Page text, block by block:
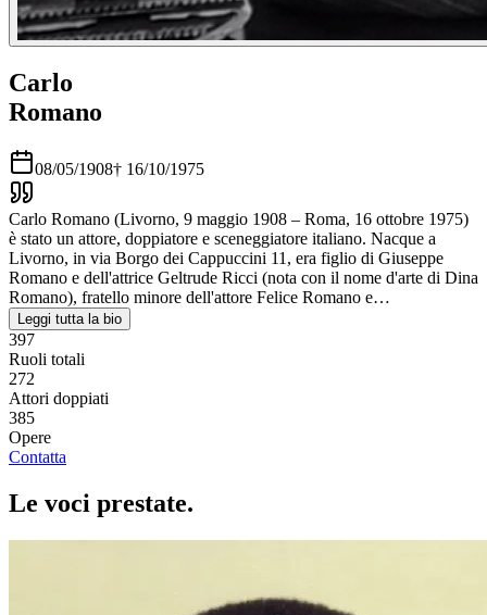
Carlo
Romano
08/05/1908† 16/10/1975
Carlo Romano (Livorno, 9 maggio 1908 – Roma, 16 ottobre 1975)
è stato un attore, doppiatore e sceneggiatore italiano. Nacque a
Livorno, in via Borgo dei Cappuccini 11, era figlio di Giuseppe
Romano e dell'attrice Geltrude Ricci (nota con il nome d'arte di Dina
Romano), fratello minore dell'attore Felice Romano e…
Leggi tutta la bio
397
Ruoli totali
272
Attori doppiati
385
Opere
Contatta
Le voci prestate.